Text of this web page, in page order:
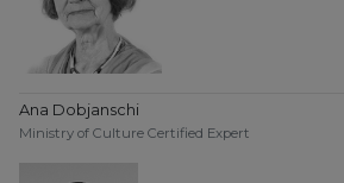
Ana Dobjanschi
Ministry of Culture Certified Expert